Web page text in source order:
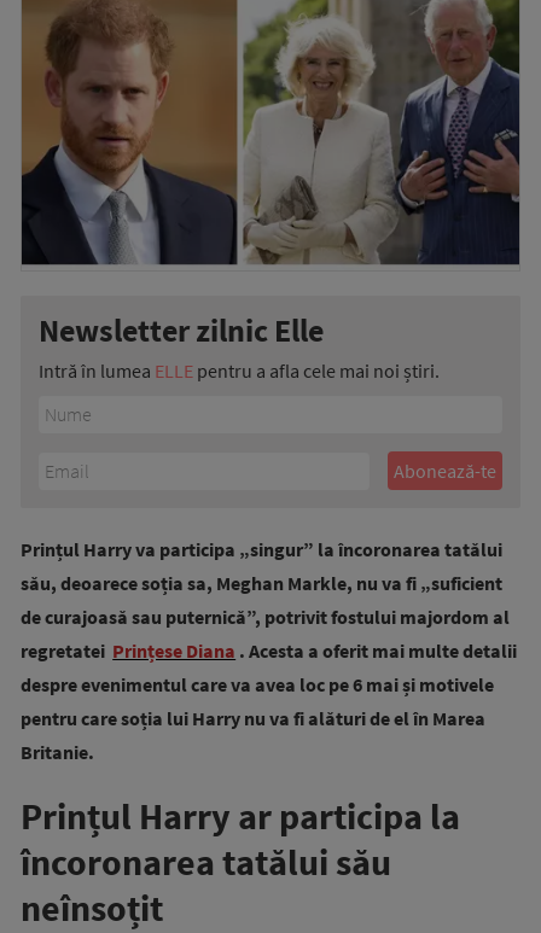
Newsletter zilnic Elle
Intră în lumea ELLE pentru a afla cele mai noi știri.
Prințul Harry va participa „singur” la încoronarea tatălui
său, deoarece soția sa, Meghan Markle, nu va fi „suficient
de curajoasă sau puternică”, potrivit fostului majordom al
regretatei Prințese Diana . Acesta a oferit mai multe detalii
despre evenimentul care va avea loc pe 6 mai și motivele
pentru care soția lui Harry nu va fi alături de el în Marea
Britanie.
Prințul Harry ar participa la
încoronarea tatălui său
neînsoțit